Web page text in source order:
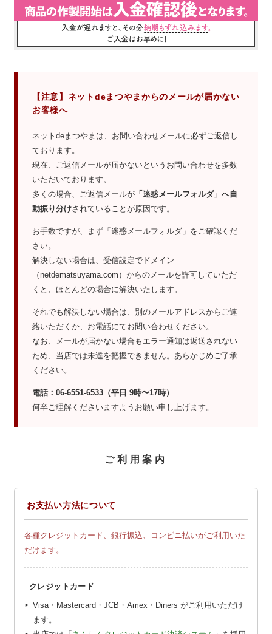
【注意】ネットdeまつやまからのメールが届かない
お客様へ
ネットdeまつやまは、お問い合わせメールに必ずご返信し
ております。
現在、ご返信メールが届かないというお問い合わせを多数
いただいております。
多くの場合、ご返信メールが「迷惑メールフォルダ」へ自
動振り分けされていることが原因です。
お手数ですが、まず「迷惑メールフォルダ」をご確認くだ
さい。
解決しない場合は、受信設定でドメイン
（netdematsuyama.com）からのメールを許可していただ
くと、ほとんどの場合に解決いたします。
それでも解決しない場合は、別のメールアドレスからご連
絡いただくか、お電話にてお問い合わせください。
なお、メールが届かない場合もエラー通知は返送されない
ため、当店では未達を把握できません。あらかじめご了承
ください。
電話：06-6551-6533（平日 9時〜17時）
何卒ご理解くださいますようお願い申し上げます。
ご利用案内
お支払い方法について
各種クレジットカード、銀行振込、コンビニ払いがご利用いた
だけます。
クレジットカード
Visa・Mastercard・JCB・Amex・Diners がご利用いただけ
ます。